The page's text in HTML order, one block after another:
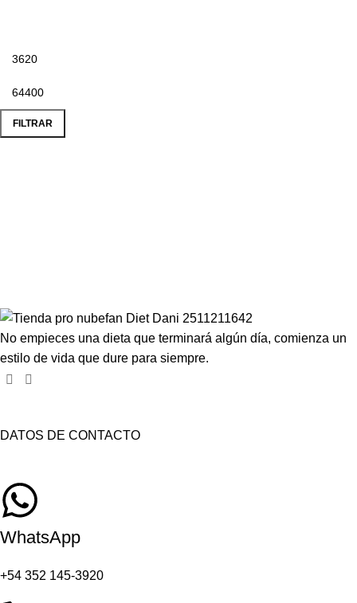
FILTRAR
No empieces una dieta que terminará algún día, comienza un
estilo de vida que dure para siempre.
DATOS DE CONTACTO
WhatsApp
+54 352 145-3920